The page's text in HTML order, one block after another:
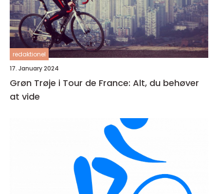
redaktionel
17. January 2024
Grøn Trøje i Tour de France: Alt, du behøver
at vide